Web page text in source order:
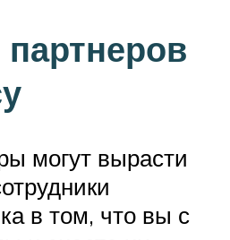
могут вырасти
в том, что вы с